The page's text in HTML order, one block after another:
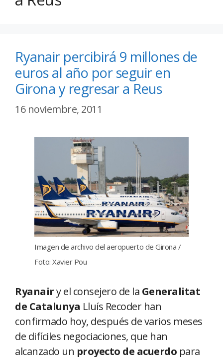
Ryanair percibirá 9 millones de
euros al año por seguir en
Girona y regresar a Reus
16 noviembre, 2011
Imagen de archivo del aeropuerto de Girona /
Foto: Xavier Pou
Ryanairy el consejero de la Generalitat
de Catalunya Lluís Recoder han
confirmado hoy, después de varios meses
de difíciles negociaciones, que han
alcanzado un proyecto de acuerdo para